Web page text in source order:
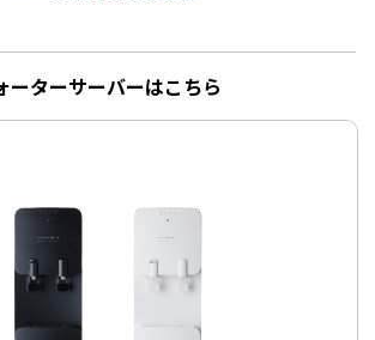
ーターサーバーはこちら